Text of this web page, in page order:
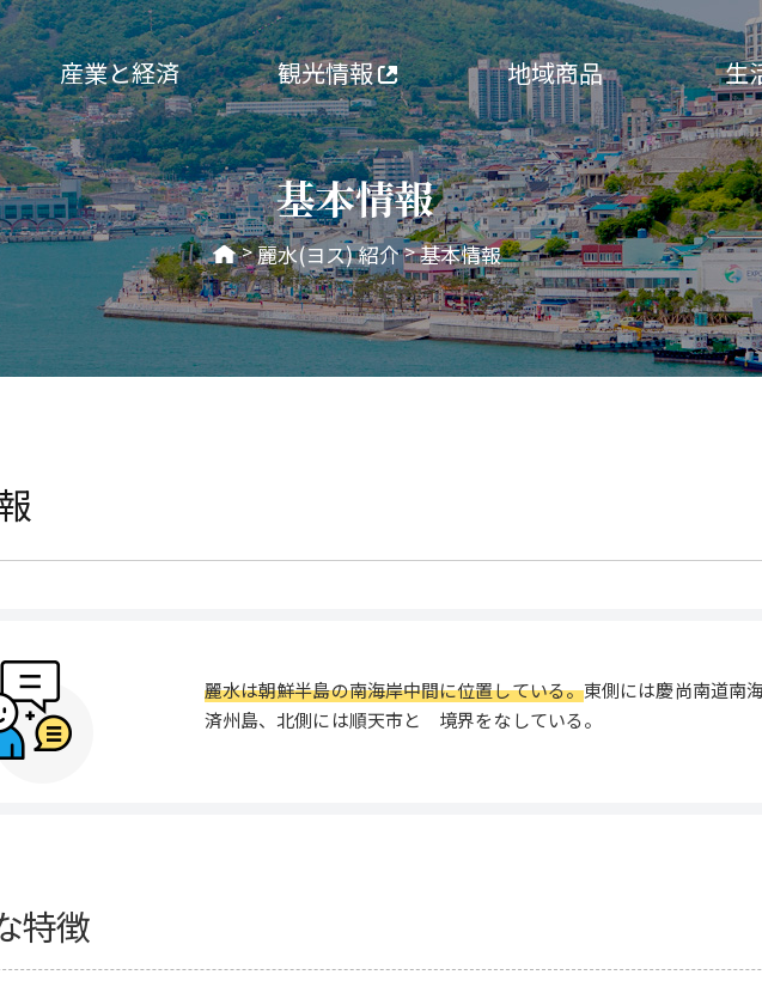
産業と経済 観光情報 地域商品 生
基本情報
>麗水(ヨス) 紹介>基本情報
麗水は朝鮮半島の南海岸中間に位置している。東側には慶尚南道南
済州島、北側には順天市と 境界をなしている。
特徴